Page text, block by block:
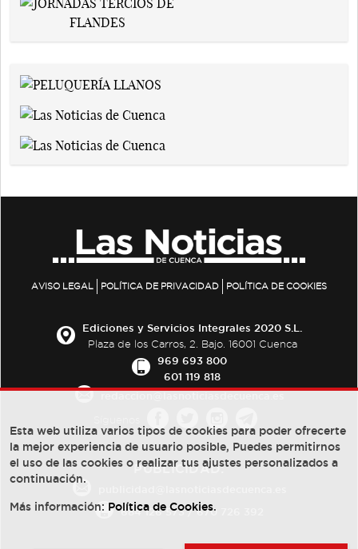
AVISO LEGAL POLÍTICA DE PRIVACIDAD POLÍTICA DE COOKIES
Ediciones y Servicios Integrales 2020 S.L.
Plaza de los Carros, 2. Bajo. 16001 Cuenca
969 693 800
601 119 818
PUBLICIDAD:
684 126 573/670 726 392
Esta web utiliza varios tipos de cookies para poder ofrecerte
la mejor experiencia de usuario posible, Puedes permitirnos
el uso de las cookies o realizar tus ajustes personalizados a
continuación.
Más información: Política de Cookies.